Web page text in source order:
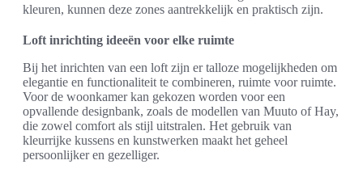
kleuren, kunnen deze zones aantrekkelijk en praktisch zijn.
Loft inrichting ideeën voor elke ruimte
Bij het inrichten van een loft zijn er talloze mogelijkheden om
elegantie en functionaliteit te combineren, ruimte voor ruimte.
Voor de woonkamer kan gekozen worden voor een
opvallende designbank, zoals de modellen van Muuto of Hay,
die zowel comfort als stijl uitstralen. Het gebruik van
kleurrijke kussens en kunstwerken maakt het geheel
persoonlijker en gezelliger.